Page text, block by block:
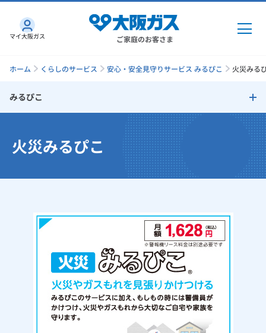
ご家庭のお客さま
ガス・電気 トップ
ガストップ
一般料金
「大阪ガスの都市ガス」への切り替えについて
電気
「大阪ガスの電気」が選ばれる理由
電気料金メニュー
まとめプラン紹介
ガスと電気の使用開始の申込
ガスと電気の 使用中止 の申込
インターネット
さすガねっとのメリット
料金プラン
工事・開通までの流れ
通信速度測定
機器・修理
キッチン
ガスコンロ
バス・洗面
故障診断
定額サービス
くらしのサービス
くらしのサービス トップ
リフォーム・リノベーション
リフォーム・リノベーショントップ
お手続き・サポート
お手続き一覧
ショールーム Daigasコラム
マイ大阪ガス
ホーム くらしのサービス 安心・安全見守りサービス みるぴこ 火災みる
みるぴこ
安心・安全見守りサービス みるぴこ
火災みるぴこ
感震ブレーカー
詐欺電話防止サービス
みるぴこの仕組み
火災みるぴこ